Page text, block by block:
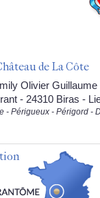
de La Côte
Olivier Guillaume
- 24310 Biras -
- Périgueux - Périgord -